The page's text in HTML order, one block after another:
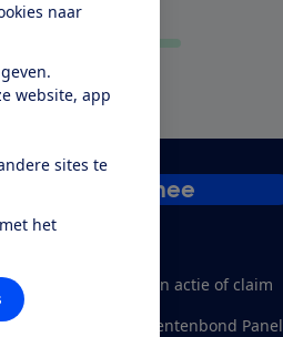
naar
website, app
sites te
het
Doe mee
Steun een actie of claim
Consumentenbond Panel